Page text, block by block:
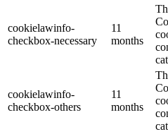
cookielawinfo-
checkbox-necessary
11
months
cookielawinfo-
checkbox-others
11
months